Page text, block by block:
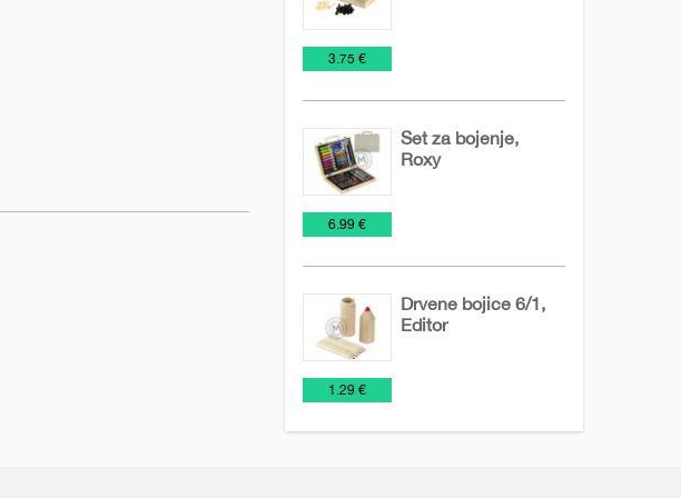
3.75 €
Set za bojenje,
Roxy
6.99 €
Drvene bojice 6/1,
Editor
1.29 €